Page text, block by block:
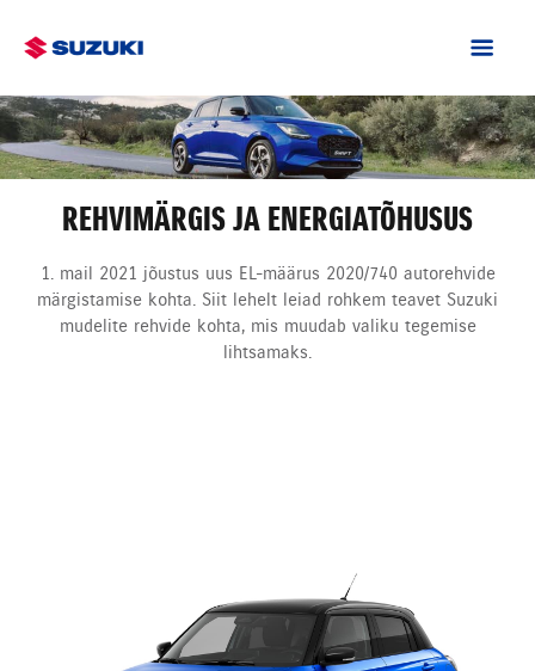
REHVIMÄRGIS JA ENERGIATÕHUSUS
1. mail 2021 jõustus uus EL-määrus 2020/740 autorehvide
märgistamise kohta. Siit lehelt leiad rohkem teavet Suzuki
mudelite rehvide kohta, mis muudab valiku tegemise
lihtsamaks.